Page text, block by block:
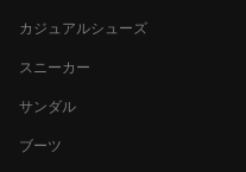
カジュアルシューズ
スニーカー
サンダル
ブーツ